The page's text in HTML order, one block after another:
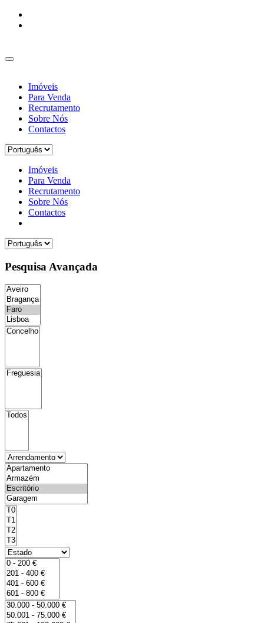
Imóveis
Para Venda
Recrutamento
Sobre Nós
Contactos
Imóveis
Para Venda
Recrutamento
Sobre Nós
Contactos
Pesquisa Avançada